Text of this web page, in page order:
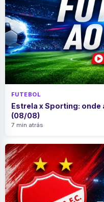
FUTEBOL
Estrela x Sporting:
(08/08)
7 min atrás